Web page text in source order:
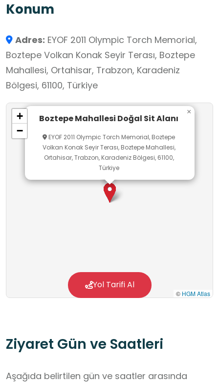
Konum
Adres: EYOF 2011 Olympic Torch Memorial,
Boztepe Volkan Konak Seyir Terası, Boztepe
Mahallesi, Ortahisar, Trabzon, Karadeniz
Bölgesi, 61100, Türkiye
Boztepe Mahallesi Doğal Sit Alanı
EYOF 2011 Olympic Torch Memorial, Boztepe
Volkan Konak Seyir Terası, Boztepe Mahallesi,
Ortahisar, Trabzon, Karadeniz Bölgesi, 61100,
Türkiye
×
+
−
© HGM Atlas
Yol Tarifi Al
Ziyaret Gün ve Saatleri
Aşağıda belirtilen gün ve saatler arasında